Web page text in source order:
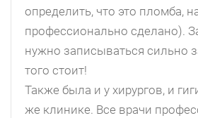
определить, что это пломба,
профессионально сделано).
нужно записываться сильно
того стоит!
Также была и у хирургов, и
же клинике. Все врачи